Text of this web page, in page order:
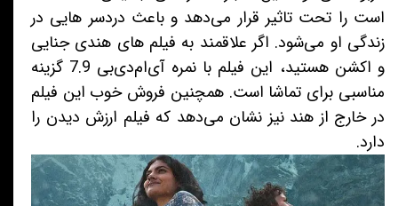
است را تحت تاثیر قرار می‌دهد و باعث دردسر هایی در
زندگی او می‌شود. اگر علاقمند به فیلم های هندی جنایی
و اکشن هستید، این فیلم با نمره آی‌ام‌دی‌بی 7.9 گزینه
مناسبی برای تماشا است. همچنین فروش خوب این فیلم
در خارج از هند نیز نشان می‌دهد که فیلم ارزش دیدن را
دارد.